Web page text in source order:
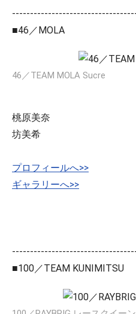
■46／MOLA
46／TEAM MOLA Sucre
桃原美奈
坊美希
プロフィールへ>>
ギャラリーへ>>
■100／TEAM KUNIMITSU